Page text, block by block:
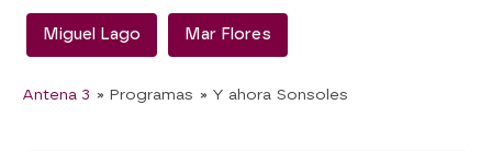
Miguel Lago Mar Flores
Antena 3 » Programas » Y ahora Sonsoles